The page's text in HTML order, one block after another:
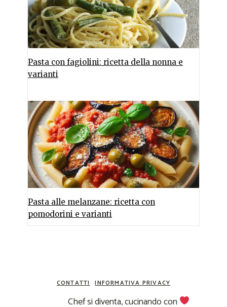
Pasta con fagiolini: ricetta della nonna e
varianti
Pasta alle melanzane: ricetta con
pomodorini e varianti
CONTATTI INFORMATIVA PRIVACY
Chef si diventa, cucinando con